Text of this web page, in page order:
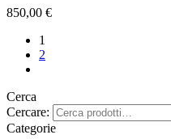
850,00 €
1
2
Cerca
Cercare:
Categorie